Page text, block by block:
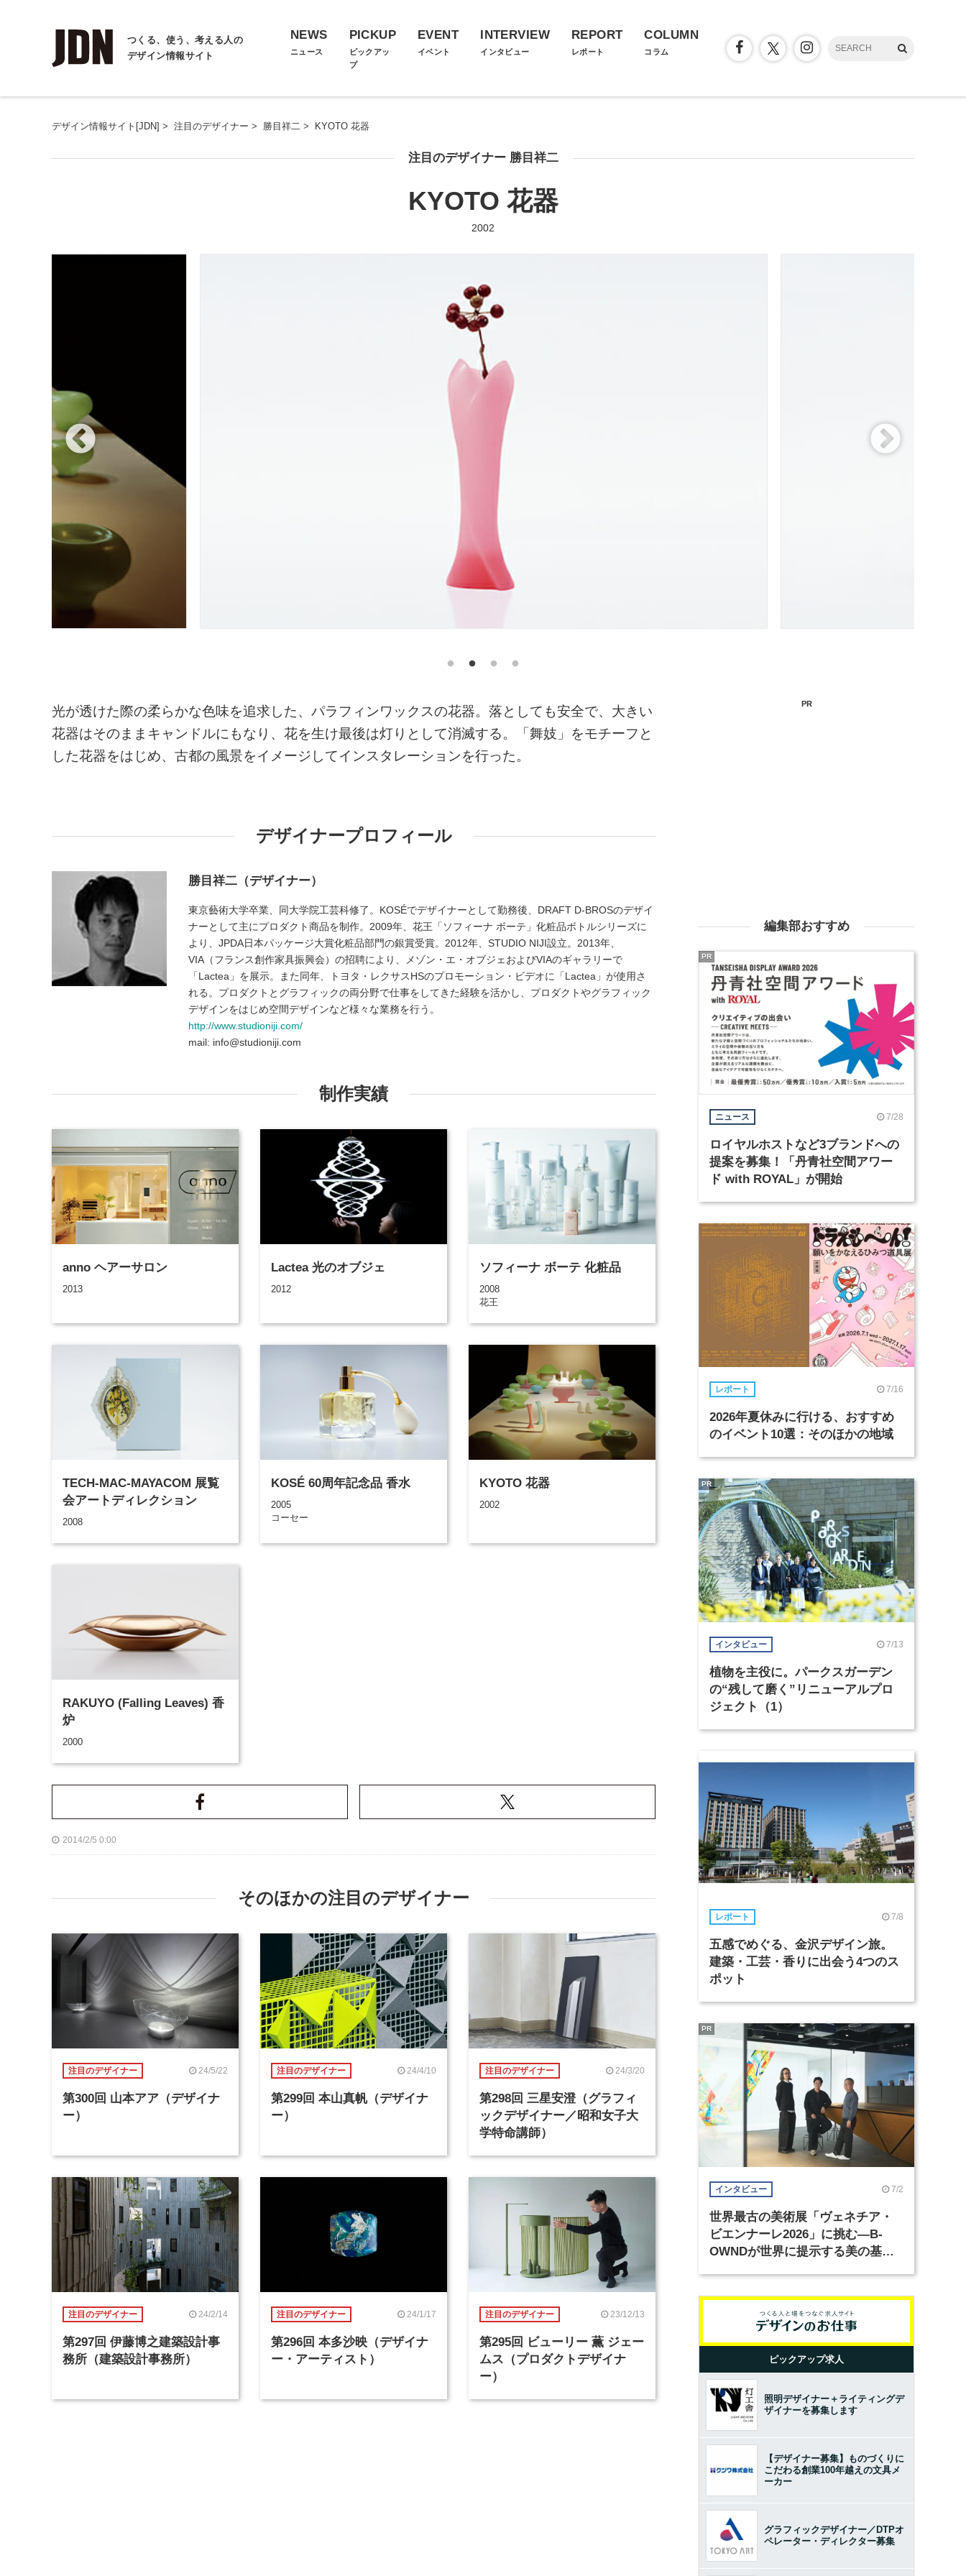
つくる、使う、考える人の
デザイン情報サイト
NEWS
ニュース
PICKUP
ピックアッ
プ
EVENT
イベント
INTERVIEW
インタビュー
REPORT
レポート
COLUMN
コラム
デザイン情報サイト[JDN] > 注目のデザイナー > 勝目祥二 > KYOTO 花器
注目のデザイナー 勝目祥二
KYOTO 花器
2002
光が透けた際の柔らかな色味を追求した、パラフィンワックスの花器。落としても安全で、大きい
花器はそのままキャンドルにもなり、花を生け最後は灯りとして消滅する。「舞妓」をモチーフと
した花器をはじめ、古都の風景をイメージしてインスタレーションを行った。
デザイナープロフィール
勝目祥二（デザイナー）
東京藝術大学卒業、同大学院工芸科修了。KOSÉでデザイナーとして勤務後、DRAFT D-BROSのデザイ
ナーとして主にプロダクト商品を制作。2009年、花王「ソフィーナ ボーテ」化粧品ボトルシリーズに
より、JPDA日本パッケージ大賞化粧品部門の銀賞受賞。2012年、STUDIO NIJI設立。2013年、
VIA（フランス創作家具振興会）の招聘により、メゾン・エ・オブジェおよびVIAのギャラリーで
「Lactea」を展示。また同年、トヨタ・レクサスHSのプロモーション・ビデオに「Lactea」が使用さ
れる。プロダクトとグラフィックの両分野で仕事をしてきた経験を活かし、プロダクトやグラフィック
デザインをはじめ空間デザインなど様々な業務を行う。
http://www.studioniji.com/
mail: info@studioniji.com
制作実績
anno ヘアーサロン
2013
Lactea 光のオブジェ
2012
ソフィーナ ボーテ 化粧品
2008
花王
TECH-MAC-MAYACOM 展覧
会アートディレクション
2008
KOSÉ 60周年記念品 香水
2005
コーセー
KYOTO 花器
2002
RAKUYO (Falling Leaves) 香
炉
2000
2014/2/5 0:00
そのほかの注目のデザイナー
注目のデザイナー 24/5/22
第300回 山本アア（デザイナ
ー）
注目のデザイナー 24/4/10
第299回 本山真帆（デザイナ
ー）
注目のデザイナー 24/3/20
第298回 三星安澄（グラフィ
ックデザイナー／昭和女子大
学特命講師）
注目のデザイナー 24/2/14
第297回 伊藤博之建築設計事
務所（建築設計事務所）
注目のデザイナー 24/1/17
第296回 本多沙映（デザイナ
ー・アーティスト）
注目のデザイナー 23/12/13
第295回 ビューリー 薫 ジェー
ムス（プロダクトデザイナ
ー）
PR
編集部おすすめ
ニュース 7/28
ロイヤルホストなど3ブランドへの
提案を募集！「丹青社空間アワー
ド with ROYAL」が開始
PR
レポート 7/16
2026年夏休みに行ける、おすすめ
のイベント10選：そのほかの地域
インタビュー 7/13
植物を主役に。パークスガーデン
の“残して磨く”リニューアルプロ
ジェクト（1）
PR
レポート 7/8
五感でめぐる、金沢デザイン旅。
建築・工芸・香りに出会う4つのス
ポット
インタビュー 7/2
世界最古の美術展「ヴェネチア・
ビエンナーレ2026」に挑む―B-
OWNDが世界に提示する美の基準
PR
ピックアップ求人
照明デザイナー＋ライティングデ
ザイナーを募集します
【デザイナー募集】ものづくりに
こだわる創業100年越えの文具メ
ーカー
グラフィックデザイナー／DTPオ
ペレーター・ディレクター募集